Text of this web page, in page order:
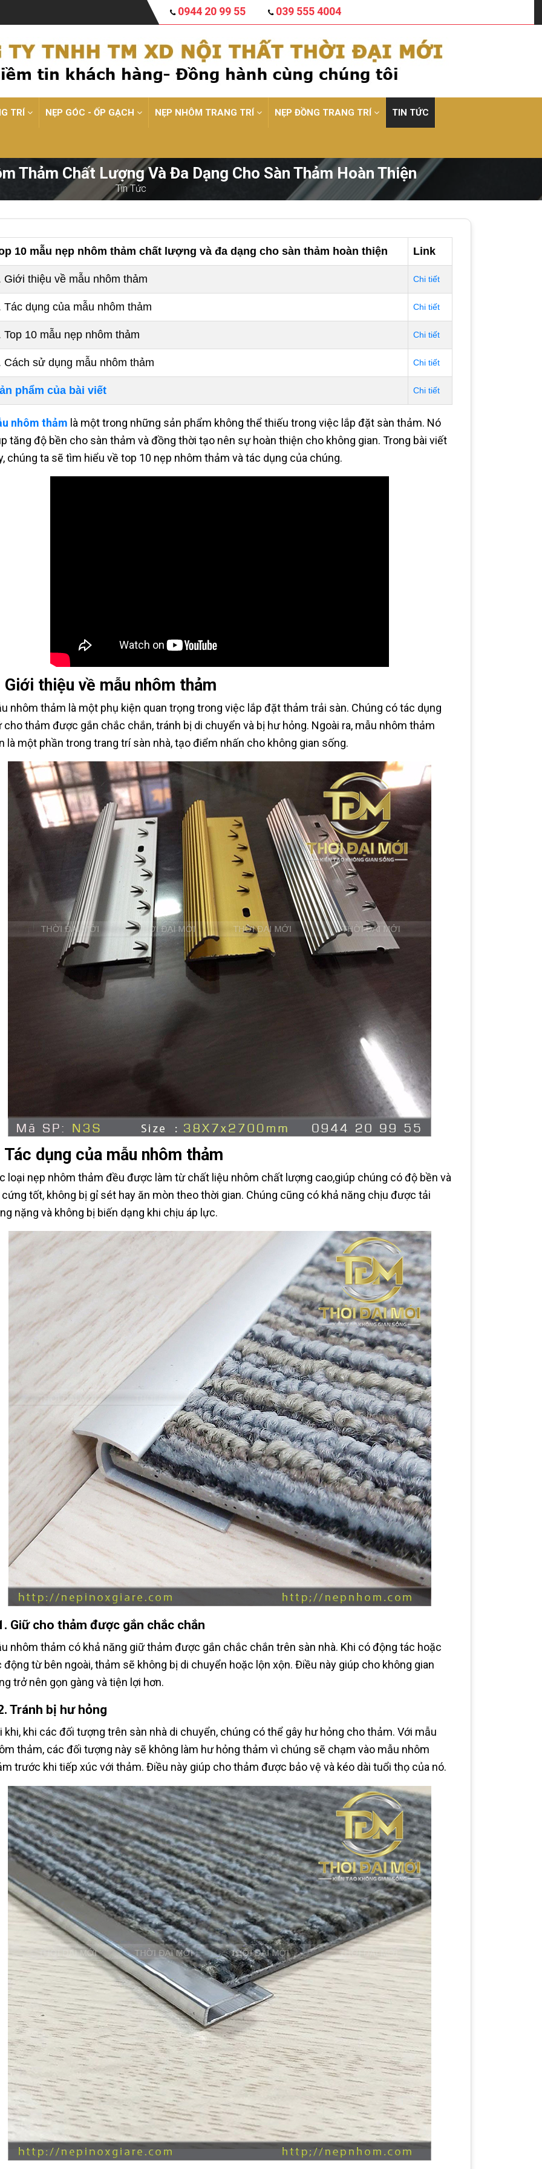
0944 20 99 55 039 555 4004
TRÍ NẸP GÓC - ỐP GẠCH NẸP NHÔM TRANG TRÍ NẸP ĐỒNG TRANG TRÍ TIN TỨC
Thảm Chất Lượng Và Đa Dạng Cho Sàn Thảm Hoàn Thiện
Tin Tức
10 mẫu nẹp nhôm thảm chất lượng và đa dạng cho sàn thảm hoàn thiện Link
Giới thiệu về mẫu nhôm thảm Chi tiết
Tác dụng của mẫu nhôm thảm Chi tiết
Top 10 mẫu nẹp nhôm thảm Chi tiết
Cách sử dụng mẫu nhôm thảm Chi tiết
phẩm của bài viết Chi tiết
nhôm thảm là một trong những sản phẩm không thể thiếu trong việc lắp đặt sàn thảm. Nó
tăng độ bền cho sàn thảm và đồng thời tạo nên sự hoàn thiện cho không gian. Trong bài viết
chúng ta sẽ tìm hiểu về top 10 nẹp nhôm thảm và tác dụng của chúng.
Giới thiệu về mẫu nhôm thảm
nhôm thảm là một phụ kiện quan trọng trong việc lắp đặt thảm trải sàn. Chúng có tác dụng
cho thảm được gắn chắc chắn, tránh bị di chuyển và bị hư hỏng. Ngoài ra, mẫu nhôm thảm
là một phần trong trang trí sàn nhà, tạo điểm nhấn cho không gian sống.
Tác dụng của mẫu nhôm thảm
loại nẹp nhôm thảm đều được làm từ chất liệu nhôm chất lượng cao,giúp chúng có độ bền và
tốt, không bị gỉ sét hay ăn mòn theo thời gian. Chúng cũng có khả năng chịu được tải
nặng và không bị biến dạng khi chịu áp lực.
Giữ cho thảm được gắn chắc chắn
nhôm thảm có khả năng giữ thảm được gắn chắc chắn trên sàn nhà. Khi có động tác hoặc
động từ bên ngoài, thảm sẽ không bị di chuyển hoặc lộn xộn. Điều này giúp cho không gian
trở nên gọn gàng và tiện lợi hơn.
Tránh bị hư hỏng
khi, khi các đối tượng trên sàn nhà di chuyển, chúng có thể gây hư hỏng cho thảm. Với mẫu
thảm, các đối tượng này sẽ không làm hư hỏng thảm vì chúng sẽ chạm vào mẫu nhôm
trước khi tiếp xúc với thảm. Điều này giúp cho thảm được bảo vệ và kéo dài tuổi thọ của nó.